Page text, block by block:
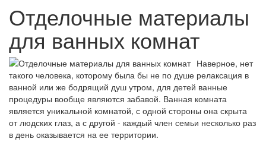
Отделочные материалы
для ванных комнат
Наверное, нет
такого человека, которому была бы не по душе релаксация в
ванной или же бодрящий душ утром, для детей ванные
процедуры вообще являются забавой. Ванная комната
является уникальной комнатой, с одной стороны она скрыта
от людских глаз, а с другой - каждый член семьи несколько раз
в день оказывается на ее территории.